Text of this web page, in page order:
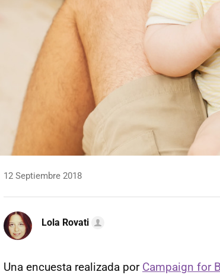
12 Septiembre 2018
Lola Rovati
Una encuesta realizada por Campaign for